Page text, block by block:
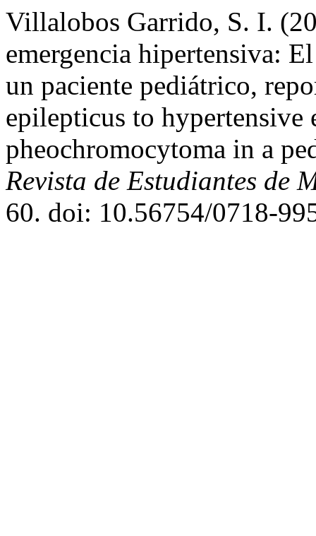
Villalobos Garrido, S. I.
emergencia hipertensiva:
un paciente pediátrico,
epilepticus to hypertensive
pheochromocytoma in a
Revista de Estudiantes de
60. doi: 10.56754/0718-